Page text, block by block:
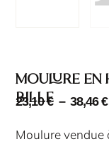
Moulure
bille
23,10€ – 38,46€
Moulure vendue